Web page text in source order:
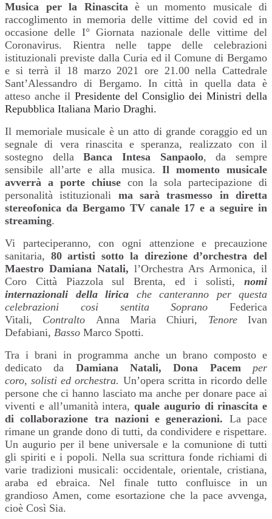
Musica per la Rinascitaè un momento musicale di
raccoglimento in memoria delle vittime del covid ed in
occasione delle I° Giornata nazionale delle vittime del
Coronavirus. Rientra nelle tappe delle celebrazioni
istituzionali previste dalla Curiaed il Comune di Bergamo
e si terrà il 18 marzo 2021 ore 21.00 nella Cattedrale
Sant’Alessandro di Bergamo. In città in quella data è
atteso anche il Presidente del Consiglio dei Ministri della
Repubblica Italiana Mario Draghi.
Il memoriale musicale è un atto di grande coraggio ed un
segnale di vera rinascita e speranza, realizzato con il
sostegno dellaBanca Intesa Sanpaolo, da sempre
sensibile all’arte e alla musica. Il momento musicale
avverrà a porte chiuse con la sola partecipazione di
personalità istituzionali ma sarà trasmesso in diretta
stereofonica da Bergamo TV canale 17 e a seguire in
streaming.
Vi parteciperanno, con ogni attenzione e precauzione
sanitaria, 80 artisti sotto la direzione d’orchestra del
Maestro Damiana Natali, l’Orchestra Ars Armonica, il
Coro Città Piazzola sul Brenta, ed i solisti, nomi
internazionali della lirica che canteranno per questa
celebrazioni cosi sentitaSoprano Federica
Vitali, Contralto Anna Maria Chiuri, TenoreIvan
Defabiani, Basso Marco Spotti.
Tra i brani in programma anche un brano composto e
dedicato da Damiana Natali, Dona Pacem
per
coro, solisti ed orchestra. Un’opera scritta in ricordo delle
persone che ci hanno lasciato ma anche per donare pace ai
viventi e all’umanità intera, quale augurio di rinascita e
di collaborazione tra nazioni e generazioni. La pace
rimane un grande dono di tutti, da condividere e rispettare.
Un augurio per il bene universale e la comunione di tutti
gli spiriti e i popoli. Nella sua scrittura fonde richiami di
varie tradizioni musicali: occidentale, orientale, cristiana,
araba ed ebraica. Nel finale tutto confluisce in un
grandioso Amen, come esortazione che la pace avvenga,
cioè Così Sia.